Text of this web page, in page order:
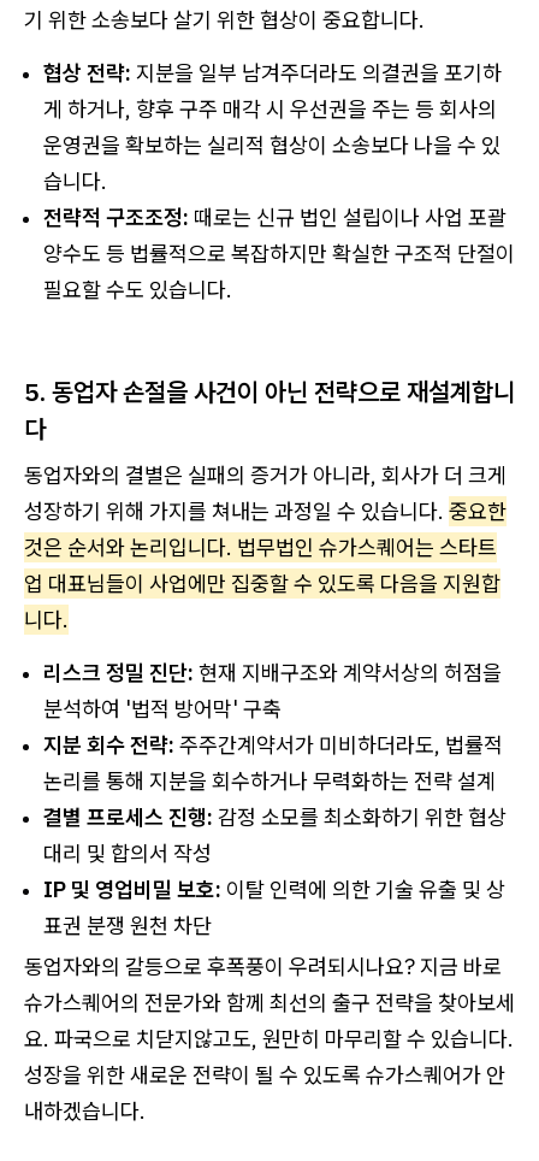
기 위한 소송보다 살기 위한 협상이 중요합니다.
협상 전략: 지분을 일부 남겨주더라도 의결권을 포기하
게 하거나, 향후 구주 매각 시 우선권을 주는 등 회사의
운영권을 확보하는 실리적 협상이 소송보다 나을 수 있
습니다.
전략적 구조조정: 때로는 신규 법인 설립이나 사업 포괄
양수도 등 법률적으로 복잡하지만 확실한 구조적 단절이
필요할 수도 있습니다.
5. 동업자 손절을 사건이 아닌 전략으로 재설계합니
다
동업자와의 결별은 실패의 증거가 아니라, 회사가 더 크게
성장하기 위해 가지를 쳐내는 과정일 수 있습니다. 중요한
것은 순서와 논리입니다. 법무법인 슈가스퀘어는 스타트
업 대표님들이 사업에만 집중할 수 있도록 다음을 지원합
니다.
리스크 정밀 진단: 현재 지배구조와 계약서상의 허점을
분석하여 '법적 방어막' 구축
지분 회수 전략: 주주간계약서가 미비하더라도, 법률적
논리를 통해 지분을 회수하거나 무력화하는 전략 설계
결별 프로세스 진행: 감정 소모를 최소화하기 위한 협상
대리 및 합의서 작성
IP 및 영업비밀 보호: 이탈 인력에 의한 기술 유출 및 상
표권 분쟁 원천 차단
동업자와의 갈등으로 후폭풍이 우려되시나요? 지금 바로
슈가스퀘어의 전문가와 함께 최선의 출구 전략을 찾아보세
요. 파국으로 치닫지않고도, 원만히 마무리할 수 있습니다.
성장을 위한 새로운 전략이 될 수 있도록 슈가스퀘어가 안
내하겠습니다.